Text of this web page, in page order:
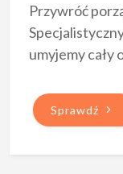
Przywróć
umyjemy cały
Sprawdź